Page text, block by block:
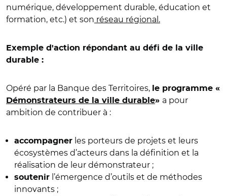
numérique, développement durable, éducation et
formation, etc.) et son réseau régional.
Exemple d'action répondant au défi de la ville
durable :
Opéré par la Banque des Territoires, le programme «
Démonstrateurs de la ville durable» a pour
ambition de contribuer à :
accompagner les porteurs de projets et leurs
écosystèmes d’acteurs dans la définition et la
réalisation de leur démonstrateur ;
soutenir l’émergence d’outils et de méthodes
innovants ;